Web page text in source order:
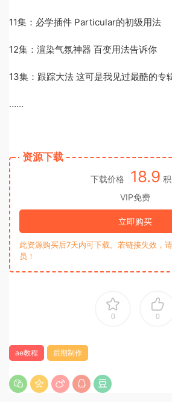
11集：必学插件 Particular的初级用法
12集：渲染气氛神器 百变用法告诉你
13集：跟踪大法 这可是我见过最酷的专
……
资源下载
下载价格 18.9
VIP免费
立即购买
此资源购买后7天内可下载。若链接失效，
员！
0 0
ae教程 后期制作